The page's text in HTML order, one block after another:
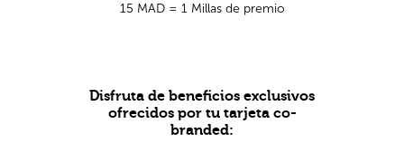
15 MAD = 1 Millas de premio
Disfruta de beneficios exclusivos
ofrecidos por tu tarjeta co-
branded: